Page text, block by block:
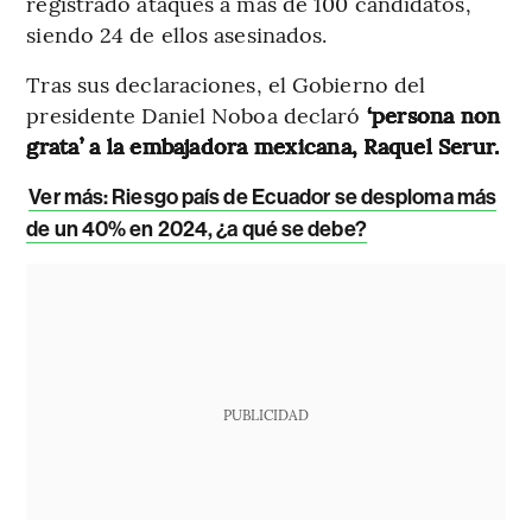
siendo 24 de ellos asesinados.
Tras sus declaraciones, el Gobierno del
presidente Daniel Noboa declaró ‘persona non
grata’ a la embajadora mexicana, Raquel Serur.
Ver más: Riesgo país de Ecuador se desploma más
de un 40% en 2024, ¿a qué se debe?
PUBLICIDAD